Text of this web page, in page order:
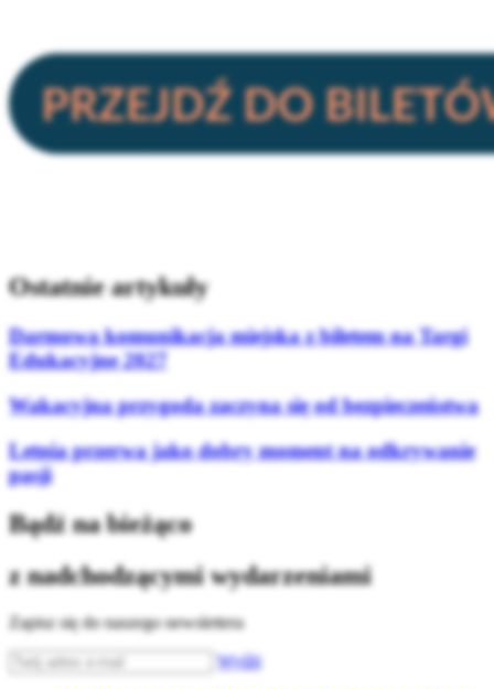
Ostatnie artykuły
Darmowa komunikacja miejska z biletem na Targi
Edukacyjne 2027
Wakacyjna przygoda zaczyna się od bezpieczeństwa
Letnia przerwa jako dobry moment na odkrywanie
pasji
Bądź na bieżąco
z nadchodzącymi wydarzeniami
Zapisz się do naszego newslettera
Wyślij